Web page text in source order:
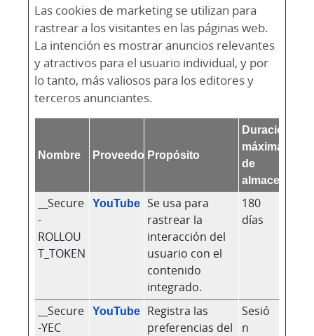
Las cookies de marketing se utilizan para
rastrear a los visitantes en las páginas web.
La intención es mostrar anuncios relevantes
y atractivos para el usuario individual, y por
lo tanto, más valiosos para los editores y
terceros anunciantes.
Nombre ProveedorPropósito
Duración
máxima
de
__Secure
-
ROLLOU
T_TOKEN
YouTube Se usa para
rastrear la
interacción del
usuario con el
contenido
integrado.
180
días
__Secure
-YEC
YouTube Registra las
preferencias del
Sesió
n